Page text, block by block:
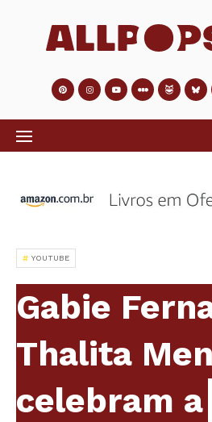
YOUTUBE
Gabie
Thalita
celebram a